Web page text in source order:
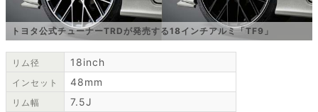
トヨタ公式チューナーTRDが発売する18インチアルミ「TF9」
リム径 18inch
インセット 48mm
リム幅 7.5J